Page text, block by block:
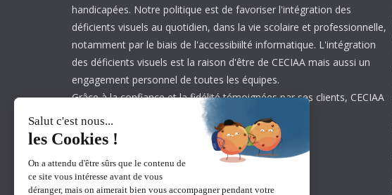
handicapées. Notre politique est de favoriser l'intégration des
déficients visuels au quotidien, dans la vie scolaire et professionnelle,
notamment par le biais de l'accessibiilté informatique. L'intégration
des déficients visuels est la raison d'être de CECIAA mais aussi un
engagement personnel de toutes les équipes.
Grâce à la confiance et la fidélité témoignées par ses clients, CECIAA
est aujourd’hui leader sur son marché.